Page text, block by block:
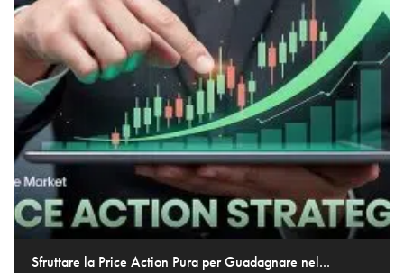
Sfruttare la Price Action Pura per Guadagnare nel...